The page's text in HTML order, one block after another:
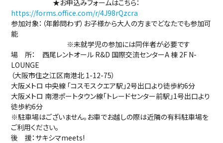
★お申込みフォームはこちら：
https://forms.office.com/r/4J98rQzcra
参加対象：（年齢問わず）お子様から大人の方までどなたでも参加可
能
※未就学児の参加には同伴者が必要です
場 所： 西尾レントオール R&D 国際交流センターA 棟 2F N-
LOUNGE
（大阪市住之江区南港北 1-12-75）
大阪メトロ 中央線 「コスモスクエア駅」2号出口より徒歩約6分
大阪メトロ 南港ポートタウン線「トレードセンター前駅」1号出口より
徒歩約6分
※駐車場はございません。お車でお越しの際は近隣の有料駐車場を
ご利用ください。
後 援：サキシマmeets!